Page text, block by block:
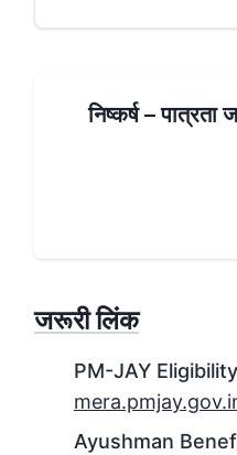
निष्कर्ष –
जरूरी लिंक
PM-JAY
Ayushman